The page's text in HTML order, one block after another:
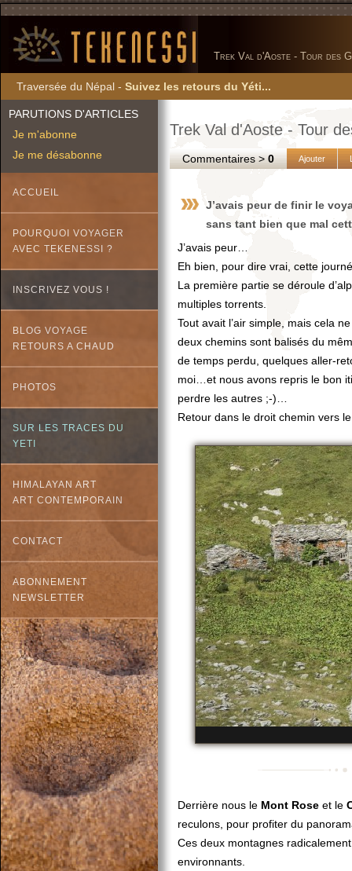
Trek Val d'Aoste - Tour des
Traversée du Népal - Suivez les retours du Yéti...
PARUTIONS D'ARTICLES
Je m'abonne
Je me désabonne
ACCUEIL
POURQUOI VOYAGER
AVEC TEKENESSI ?
INSCRIVEZ VOUS !
BLOG VOYAGE
RETOURS A CHAUD
PHOTOS
SUR LES TRACES DU
YETI
HIMALAYAN ART
ART CONTEMPORAIN
CONTACT
ABONNEMENT
NEWSLETTER
Trek Val d'Aoste - Tour
Commentaires >0 Ajouter
J’avais peur de finir le
sans tant bien que mal
J’avais peur…
Eh bien, pour dire vrai, cette
La première partie se déroule
multiples torrents.
Tout avait l’air simple, mais cela
deux chemins sont balisés du
de temps perdu, quelques aller-
moi…et nous avons repris le bon
perdre les autres ;-)…
Retour dans le droit chemin vers
Derrière nous le Mont Rose et le
reculons, pour profiter du
Ces deux montagnes
environnants.